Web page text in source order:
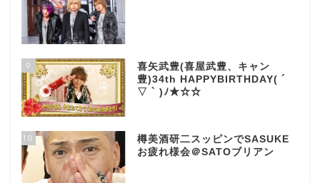
9
喜矢武豊(喜屋武豊、キャン
豊)34th HAPPYBIRTHDAY( ´
▽ ` )ﾉ★☆☆
10
樽美酒研二スッピンでSASUKE
お疲れ様会＠SATOブリアン